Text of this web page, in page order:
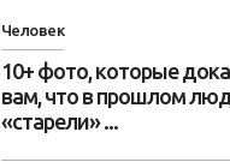
Человек
10+ фото, которые
вам, что в прошлом
«старели» ...